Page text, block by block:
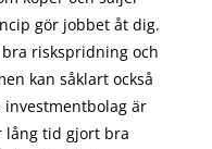
görjobbet åt dig.
riskspridning och
kan såklart också
är
lång tid gjort bra